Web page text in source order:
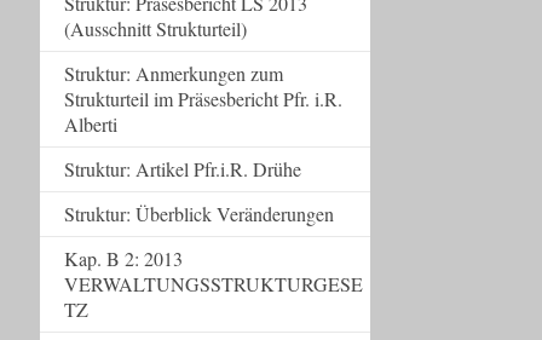
(Ausschnitt Strukturteil)
Struktur: Anmerkungen zum
Strukturteil im Präsesbericht Pfr. i.R.
Alberti
Struktur: Artikel Pfr.i.R. Drühe
Struktur: Überblick Veränderungen
Kap. B 2: 2013
VERWALTUNGSSTRUKTURGESE
TZ